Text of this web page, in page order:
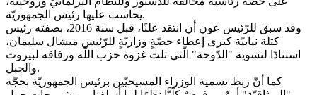
يحاسب عليها رئيس الجمهوريّة.
وقد سبق للرّئيس عون أن انتقد علنًا، قبل سنة 2016، بصفته رئيس
كتلة نيابيّة كبرى إعطاء حصّةٍ وزاريّةٍ للرّئيس ميشال سليمان،
استنادًا لتسوية "الدّوحة" الّتي تلت غزوة حزب اللّه ورفاقه لبيروت
والجبل.
كما أنّ ربط تسمية الوزراء المسيحيّين برئيس الجمهوريّة بحجّة